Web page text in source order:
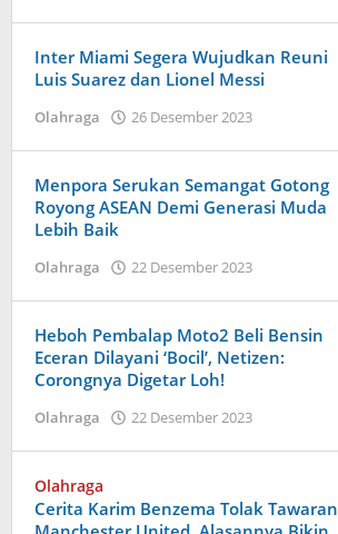
Satu
Inter Miami Segera Wujudkan Reuni
Luis Suarez dan Lionel Messi
Olahraga 26 Desember 2023
Satu
Menpora Serukan Semangat Gotong
Royong ASEAN Demi Generasi Muda
Lebih Baik
Olahraga 22 Desember 2023
Heboh Pembalap Moto2 Beli Bensin
Eceran Dilayani ‘Bocil’, Netizen:
Corongnya Digetar Loh!
Olahraga 22 Desember 2023
Olahraga
Cerita Karim Benzema Tolak Tawaran